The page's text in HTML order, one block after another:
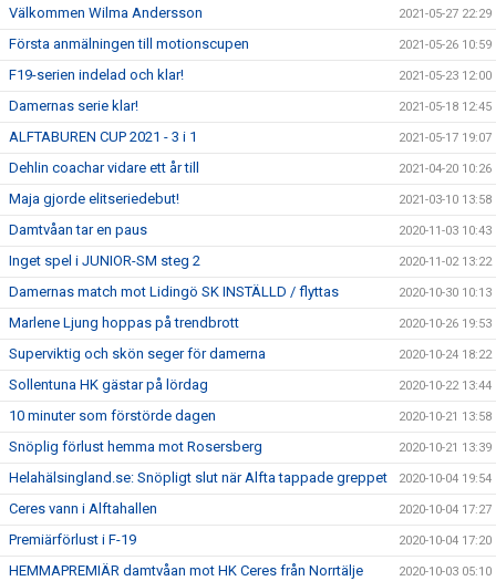
Välkommen Wilma Andersson 2021-05-27 22:29
Första anmälningen till motionscupen 2021-05-26 10:59
F19-serien indelad och klar! 2021-05-23 12:00
Damernas serie klar! 2021-05-18 12:45
ALFTABUREN CUP 2021 - 3 i 1 2021-05-17 19:07
Dehlin coachar vidare ett år till 2021-04-20 10:26
Maja gjorde elitseriedebut! 2021-03-10 13:58
Damtvåan tar en paus 2020-11-03 10:43
Inget spel i JUNIOR-SM steg 2 2020-11-02 13:22
Damernas match mot Lidingö SK INSTÄLLD / flyttas 2020-10-30 10:13
Marlene Ljung hoppas på trendbrott 2020-10-26 19:53
Superviktig och skön seger för damerna 2020-10-24 18:22
Sollentuna HK gästar på lördag 2020-10-22 13:44
10 minuter som förstörde dagen 2020-10-21 13:58
Snöplig förlust hemma mot Rosersberg 2020-10-21 13:39
Helahälsingland.se: Snöpligt slut när Alfta tappade greppet 2020-10-04 19:54
Ceres vann i Alftahallen 2020-10-04 17:27
Premiärförlust i F-19 2020-10-04 17:20
HEMMAPREMIÄR damtvåan mot HK Ceres från Norrtälje 2020-10-03 05:10